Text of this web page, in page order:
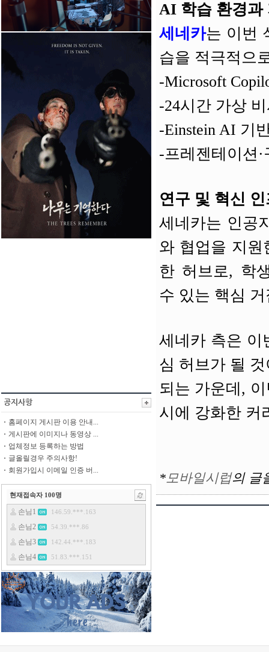
홈페이지 게시판 이용 안내...
게시판에 이미지나 동영상 ...
업체정보 등록하는 방법
글올릴경우 주의사항!
회원가입시 이메일 인증 버...
현재접속자 100명
AI 학습 환경과
세네카는 이번
습을 적극적으
-Microsoft
-24시간 가상
-Einstein AI 기
-프레젠테이션
연구 및 혁신
세네카는 인공
와 협업을 지원
한 허브로, 학
수 있는 핵심
세네카 측은 이
심 허브가 될
되는 가운데,
시에 강화한 커
*모바일시럽의 글